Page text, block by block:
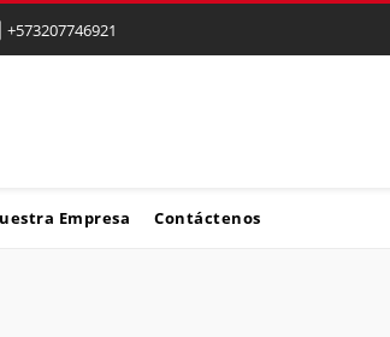
+573207746921
Empresa Contáctenos